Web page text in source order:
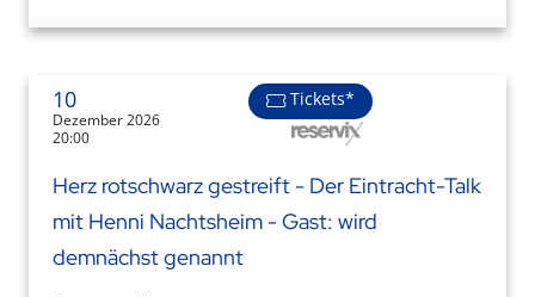
10
Dezember 2026
20:00
Tickets*
Herz rotschwarz gestreift - Der Eintracht-Talk
mit Henni Nachtsheim - Gast: wird
demnächst genannt